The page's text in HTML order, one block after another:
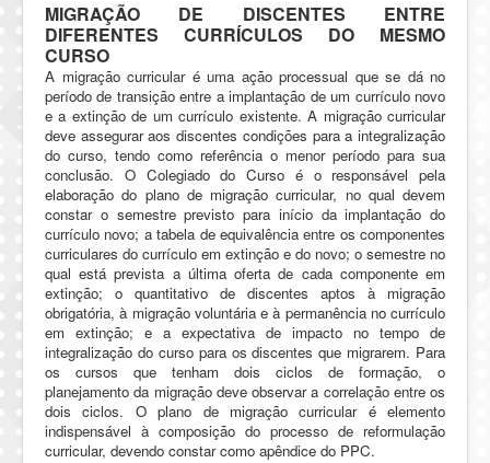
MIGRAÇÃO DE DISCENTES ENTRE
DIFERENTES CURRÍCULOS DO MESMO
CURSO
A migração curricular é uma ação processual que se dá no
período de transição entre a implantação de um currículo novo
e a extinção de um currículo existente. A migração curricular
deve assegurar aos discentes condições para a integralização
do curso, tendo como referência o menor período para sua
conclusão. O Colegiado do Curso é o responsável pela
elaboração do plano de migração curricular, no qual devem
constar o semestre previsto para início da implantação do
currículo novo; a tabela de equivalência entre os componentes
curriculares do currículo em extinção e do novo; o semestre no
qual está prevista a última oferta de cada componente em
extinção; o quantitativo de discentes aptos à migração
obrigatória, à migração voluntária e à permanência no currículo
em extinção; e a expectativa de impacto no tempo de
integralização do curso para os discentes que migrarem. Para
os cursos que tenham dois ciclos de formação, o
planejamento da migração deve observar a correlação entre os
dois ciclos. O plano de migração curricular é elemento
indispensável à composição do processo de reformulação
curricular, devendo constar como apêndice do PPC.